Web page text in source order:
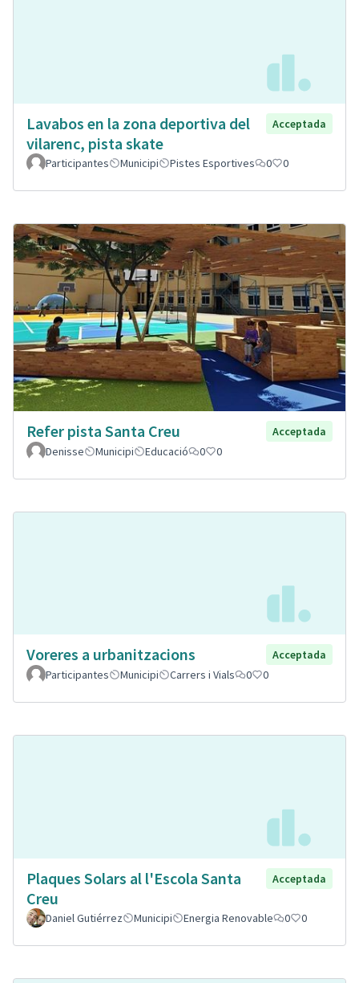
Lavabos en la zona deportiva del
vilarenc, pista skate
Acceptada
Participantes Municipi Pistes Esportives 0 0
Refer pista Santa Creu
Acceptada
Denisse
Municipi Educació 0 0
Voreres a urbanitzacions
Acceptada
Participantes
Municipi Carrers i Vials 0 0
Plaques Solars al l'Escola Santa
Creu
Acceptada
Daniel Gutiérrez Municipi Energia Renovable 0 0